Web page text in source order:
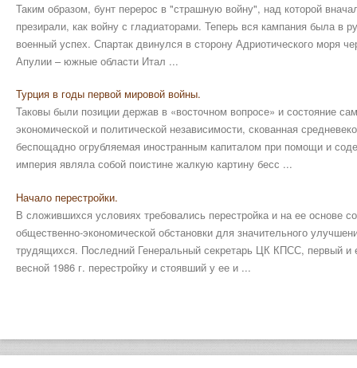
Таким образом, бунт перерос в "страшную войну", над которой
презирали, как войну с гладиаторами. Теперь вся кампания была в
военный успех. Спартак двинулся в сторону Адриотического моря
Апулии – южные области Итал ...
Турция в годы первой мировой войны.
Таковы были позиции держав в «восточном вопросе» и состояние
экономической и политической независимости, скованная
беспощадно огрубляемая иностранным капиталом при помощи и
империя являла собой поистине жалкую картину бесс ...
Начало перестройки.
В сложившихся условиях требовались перестройка и на ее основе
общественно-экономической обстановки для значительного
трудящихся. Последний Генеральный секретарь ЦК КПСС, первый
весной 1986 г. перестройку и стоявший у ее и ...